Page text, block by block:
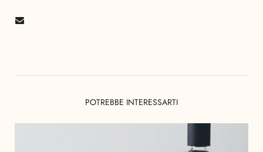
POTREBBE INTERESSARTI